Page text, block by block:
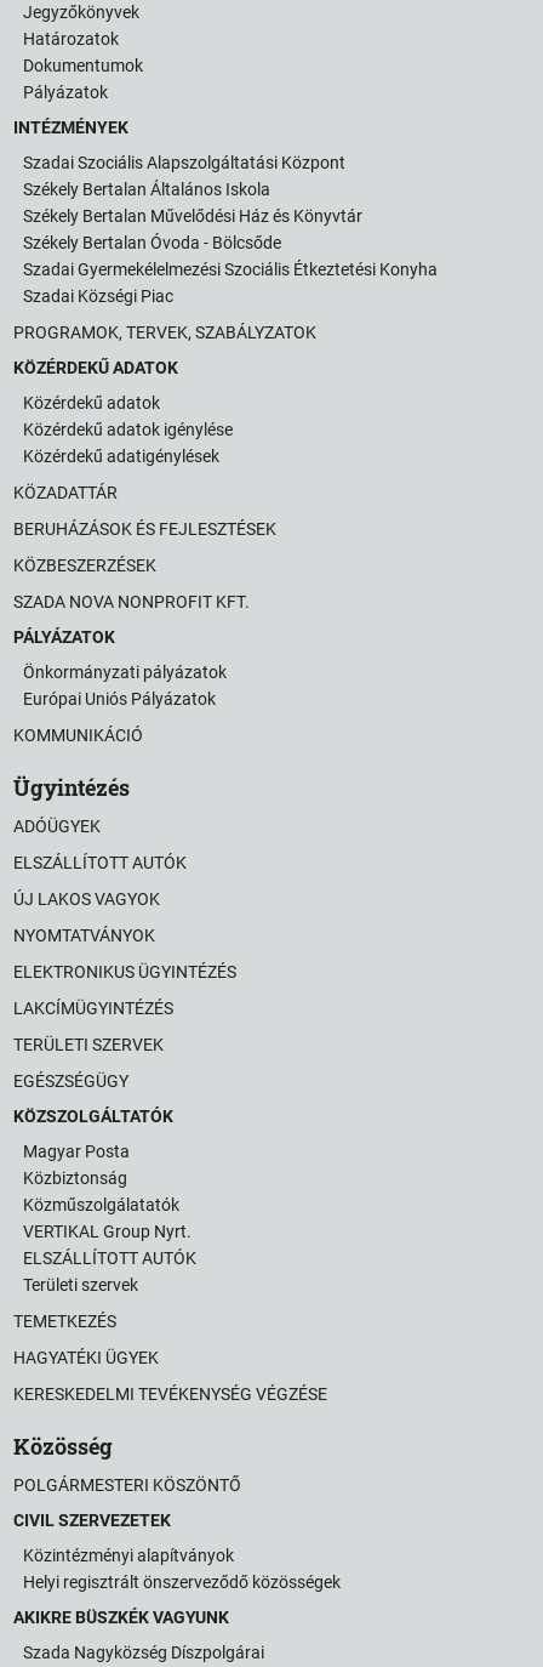
Jegyzőkönyvek
Határozatok
Dokumentumok
Pályázatok
INTÉZMÉNYEK
Szadai Szociális Alapszolgáltatási Központ
Székely Bertalan Általános Iskola
Székely Bertalan Művelődési Ház és Könyvtár
Székely Bertalan Óvoda - Bölcsőde
Szadai Gyermekélelmezési Szociális Étkeztetési Konyha
Szadai Községi Piac
PROGRAMOK, TERVEK, SZABÁLYZATOK
KÖZÉRDEKŰ ADATOK
Közérdekű adatok
Közérdekű adatok igénylése
Közérdekű adatigénylések
KÖZADATTÁR
BERUHÁZÁSOK ÉS FEJLESZTÉSEK
KÖZBESZERZÉSEK
SZADA NOVA NONPROFIT KFT.
PÁLYÁZATOK
Önkormányzati pályázatok
Európai Uniós Pályázatok
KOMMUNIKÁCIÓ
Ügyintézés
ADÓÜGYEK
ELSZÁLLÍTOTT AUTÓK
ÚJ LAKOS VAGYOK
NYOMTATVÁNYOK
ELEKTRONIKUS ÜGYINTÉZÉS
LAKCÍMÜGYINTÉZÉS
TERÜLETI SZERVEK
EGÉSZSÉGÜGY
KÖZSZOLGÁLTATÓK
Magyar Posta
Közbiztonság
Közműszolgálatatók
VERTIKAL Group Nyrt.
ELSZÁLLÍTOTT AUTÓK
Területi szervek
TEMETKEZÉS
HAGYATÉKI ÜGYEK
KERESKEDELMI TEVÉKENYSÉG VÉGZÉSE
Közösség
POLGÁRMESTERI KÖSZÖNTŐ
CIVIL SZERVEZETEK
Közintézményi alapítványok
Helyi regisztrált önszerveződő közösségek
AKIKRE BÜSZKÉK VAGYUNK
Szada Nagyközség Díszpolgárai